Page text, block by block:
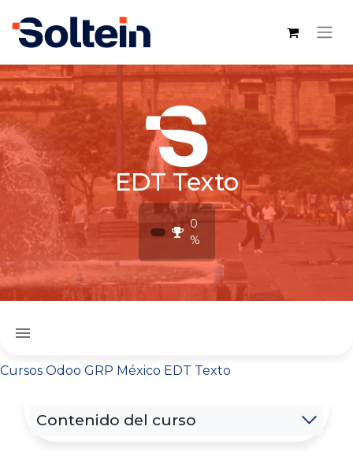
EDT Texto
0
%
menu
Cursos Odoo GRP México EDT Texto
Contenido del curso